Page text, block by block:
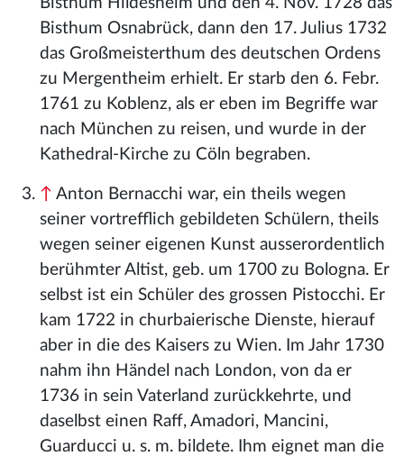
Bisthum Osnabrück, dann den 17. Julius 1732
das Großmeisterthum des deutschen Ordens
zu Mergentheim erhielt. Er starb den 6. Febr.
1761 zu Koblenz, als er eben im Begriffe war
nach München zu reisen, und wurde in der
Kathedral-Kirche zu Cöln begraben.
↑ Anton Bernacchi war, ein theils wegen
seiner vortrefflich gebildeten Schülern, theils
wegen seiner eigenen Kunst ausserordentlich
berühmter Altist, geb. um 1700 zu Bologna. Er
selbst ist ein Schüler des grossen Pistocchi. Er
kam 1722 in churbaierische Dienste, hierauf
aber in die des Kaisers zu Wien. Im Jahr 1730
nahm ihn Händel nach London, von da er
1736 in sein Vaterland zurückkehrte, und
daselbst einen Raff, Amadori, Mancini,
Guarducci u. s. m. bildete. Ihm eignet man die